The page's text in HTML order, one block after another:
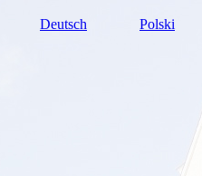
Deutsch Polski